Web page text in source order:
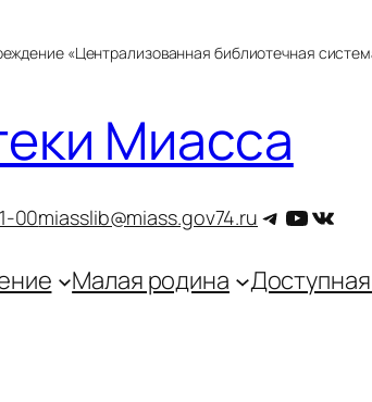
«Централизованная библиотечная
Миасса
00miasslib@miass.gov74.ru Telegram
YouTube
Малая родина